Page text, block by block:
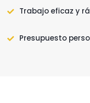
Trabajo eficaz y
Presupuesto